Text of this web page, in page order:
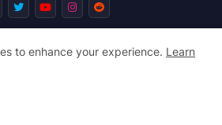
Templates
to enhance your experience. Learn